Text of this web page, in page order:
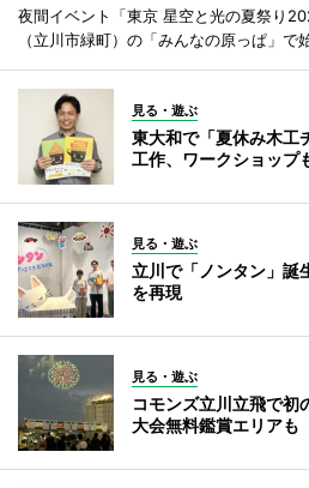
夜間イベント「東京 星空と光の夏祭り
（立川市緑町）の「みんなの原っぱ」で
見る・遊ぶ
東大和で「夏休み木
工作、ワークショップ
見る・遊ぶ
立川で「ノンタン」
を再現
見る・遊ぶ
コモンズ立川立飛で
大会無料鑑賞エリアも